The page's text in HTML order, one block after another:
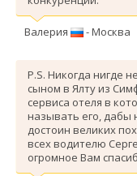
Валерия - Москва
P.S. Никогда нигде
сыном в Ялту из
сервиса отеля в
называть его, дабы
достоин великих
всех водителю
огромное Вам